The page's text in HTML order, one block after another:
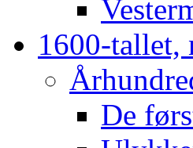
1600-tallet,
De